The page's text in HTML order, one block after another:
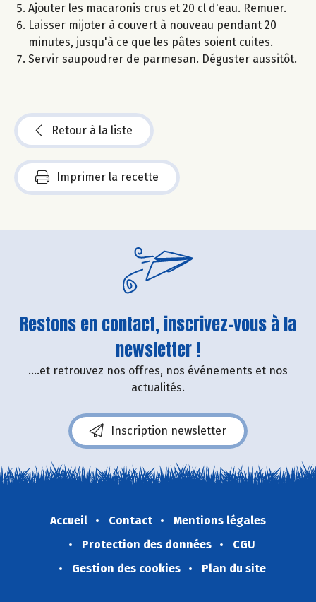
Ajouter les macaronis crus et 20 cl d'eau. Remuer.
Laisser mijoter à couvert à nouveau pendant 20
minutes, jusqu'à ce que les pâtes soient cuites.
Servir saupoudrer de parmesan. Déguster aussitôt.
Retour à la liste
Imprimer la recette
Restons en contact, inscrivez-vous à la
newsletter !
....et retrouvez nos offres, nos événements et nos
actualités.
Inscription newsletter
Accueil Contact
Mentions légales
Protection des données
CGU
Gestion des cookies
Plan du site